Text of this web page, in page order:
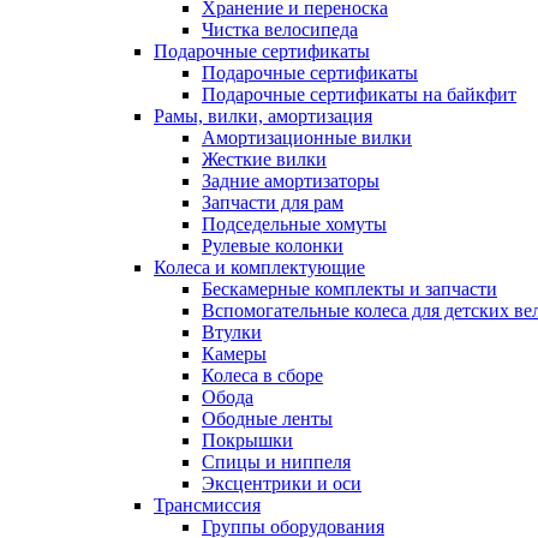
Хранение и переноска
Чистка велосипеда
Подарочные сертификаты
Подарочные сертификаты
Подарочные сертификаты на байкфит
Рамы, вилки, амортизация
Амортизационные вилки
Жесткие вилки
Задние амортизаторы
Запчасти для рам
Подседельные хомуты
Рулевые колонки
Колеса и комплектующие
Бескамерные комплекты и запчасти
Вспомогательные колеса для детских
Втулки
Камеры
Колеса в сборе
Обода
Ободные ленты
Покрышки
Спицы и ниппеля
Эксцентрики и оси
Трансмиссия
Группы оборудования